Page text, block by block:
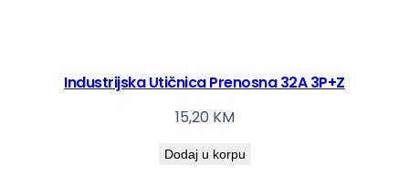
Industrijska Utičnica Prenosna 32A 3P+Z
15,20 KM
Dodaj u korpu